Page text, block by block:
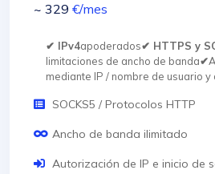
~ 329 €/mes
✔ IPv4apoderados✔ HTTPS y
limitaciones de ancho de banda✔
mediante IP / nombre de usuario y
SOCKS5 / Protocolos HTTP
Ancho de banda ilimitado
Autorización de IP e inicio de